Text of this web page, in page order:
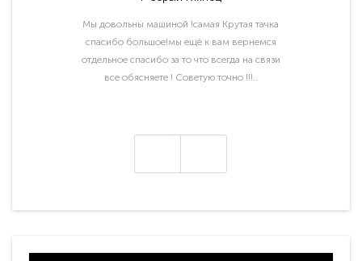
Мы довольны машиной !самая Крутая тачка
спасибо большое!мы ещё к вам вернемся
отдельное спасибо за то что всегда на связи
все обясняете ! Советую точно !!!..